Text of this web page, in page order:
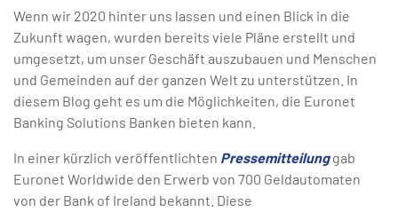
Wenn wir 2020 hinter uns lassen und einen Blick in die
Zukunft wagen, wurden bereits viele Pläne erstellt und
umgesetzt, um unser Geschäft auszubauen und Menschen
und Gemeinden auf der ganzen Welt zu unterstützen. In
diesem Blog geht es um die Möglichkeiten, die Euronet
Banking Solutions Banken bieten kann.
In einer kürzlich veröffentlichten Pressemitteilunggab
Euronet Worldwide den Erwerb von 700 Geldautomaten
von der Bank of Ireland bekannt. Diese